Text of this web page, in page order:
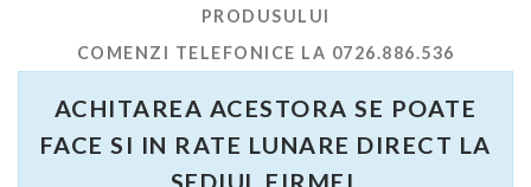
PRODUSULUI
COMENZI TELEFONICE LA 0726.886.536
ACHITAREA ACESTORA SE POATE
FACE SI IN RATE LUNARE DIRECT LA
SEDIUL FIRMEI.